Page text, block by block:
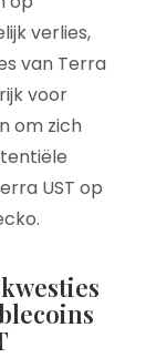
verlies,
van Terra
voor
om zich
UST op